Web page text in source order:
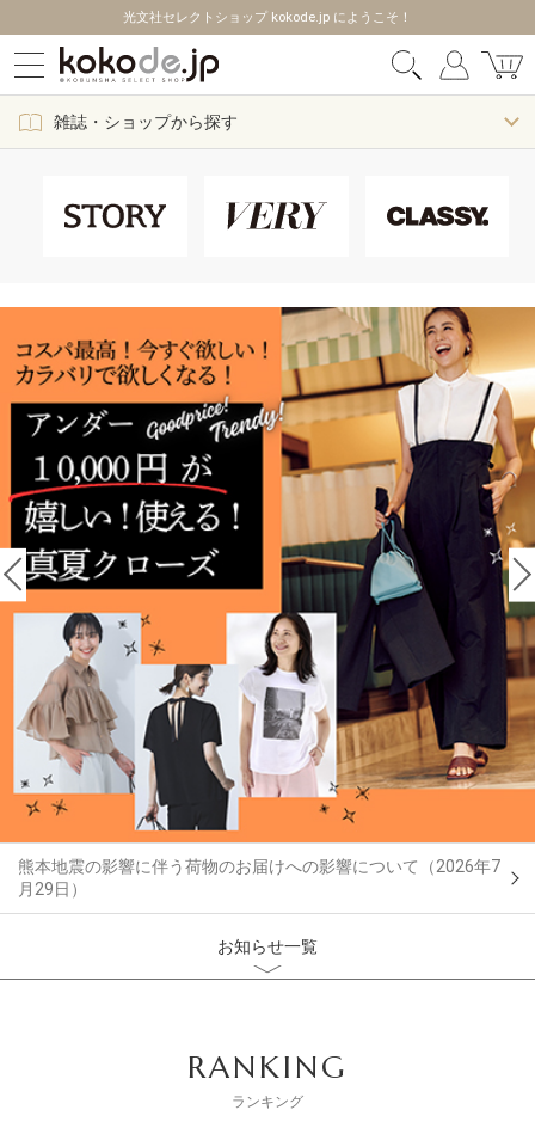
光文社セレクトショップ kokode.jp にようこそ！
雑誌・ショップから探す
熊本地震の影響に伴う荷物のお届けへの影響について（2026年7
月29日）
お知らせ一覧
RANKING
ランキング